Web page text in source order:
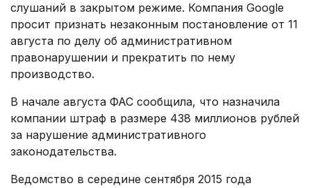
слушаний в закрытом режиме. Компания Google
просит признать незаконным постановление от 11
августа по делу об административном
правонарушении и прекратить по нему
производство.
В начале августа ФАС сообщила, что назначила
компании штраф в размере 438 миллионов рублей
за нарушение административного
законодательства.
Ведомство в середине сентября 2015 года